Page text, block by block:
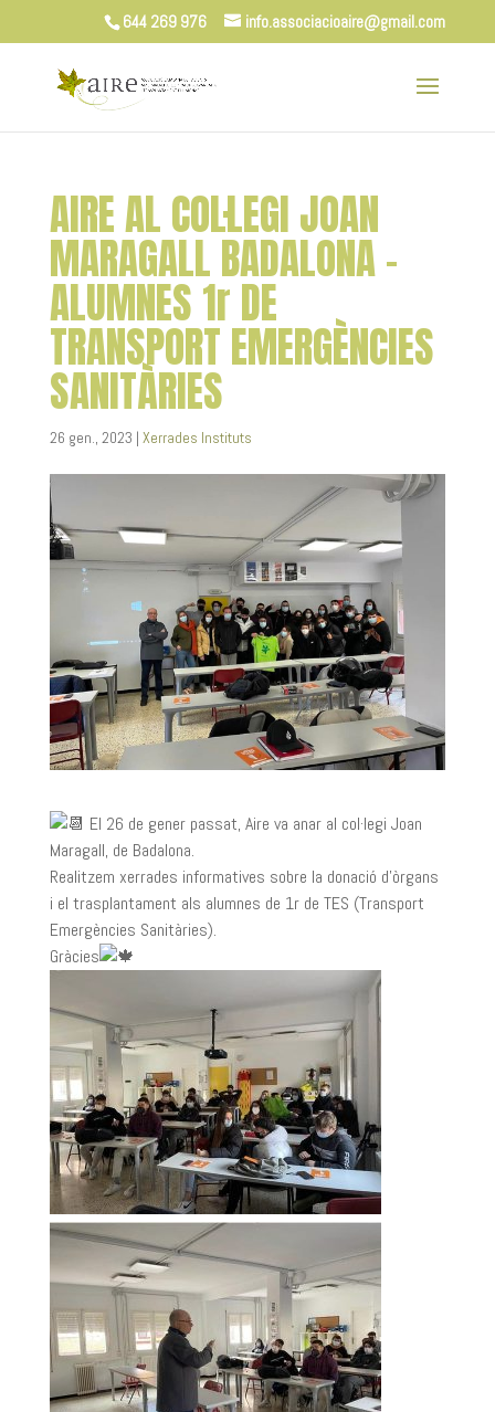
644 269 976 info.associacioaire@gmail.com
AIRE AL COL·LEGI JOAN
MARAGALL BADALONA –
ALUMNES 1r DE
TRANSPORT EMERGÈNCIES
SANITÀRIES
26 gen., 2023 | Xerrades Instituts
El 26 de gener passat, Aire va anar al col·legi Joan
Maragall, de Badalona.
Realitzem xerrades informatives sobre la donació d’òrgans
i el trasplantament als alumnes de 1r de TES (Transport
Emergències Sanitàries).
Gràcies